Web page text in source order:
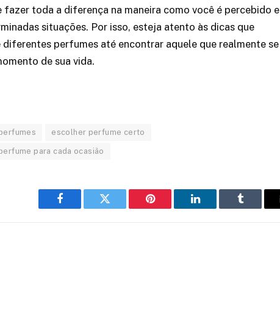
toda a diferença na maneira como você é percebido e
situações. Por isso, esteja atento às dicas que
perfumes até encontrar aquele que realmente se
de sua vida.
escolher perfume certo
para cada ocasião
Facebook Twitter Pinterest LinkedIn Tumblr